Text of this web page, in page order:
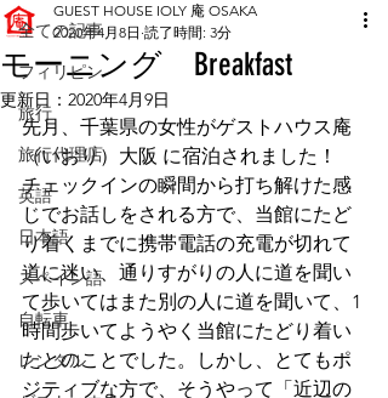
全ての記事
フィリピン
旅行
旅行代理店
英語
日本語
スペイン語
自転車
レンタル
モーニング Breakfast
GUEST HOUSE IOLY 庵 OSAKA
2020年4月8日 読了時間: 3分
更新日： 2020年4月9日
先月、千葉県の女性がゲストハウス庵
（いおり）大阪 に宿泊されました！
チェックインの瞬間から打ち解けた感
じでお話しをされる方で、当館にたど
り着くまでに携帯電話の充電が切れて
道に迷い、通りすがりの人に道を聞い
て歩いてはまた別の人に道を聞いて、1
時間歩いてようやく当館にたどり着い
たとのことでした。しかし、とてもポ
ジティブな方で、そうやって「近辺の